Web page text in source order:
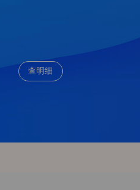
查明细